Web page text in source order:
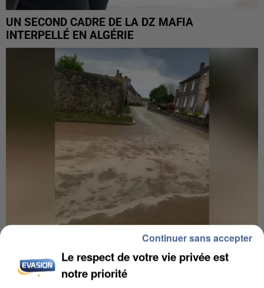
UN SECOND CADRE DE LA DZ MAFIA
INTERPELLÉ EN ALGÉRIE
UNE TOURISTE DE L’OISE EMPORTÉE PAR UNE
COULÉE DE BOUE EN HAUTE-SAVOIE
Le respect de votre vie privée est
notre priorité
Continuer sans accepter